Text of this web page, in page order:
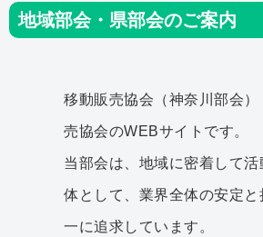
地域部会・県部会のご案内
移動販売協会（神奈川部会）
売協会のWEBサイトです。
当部会は、地域に密着して活
体として、業界全体の安定
一に追求しています。